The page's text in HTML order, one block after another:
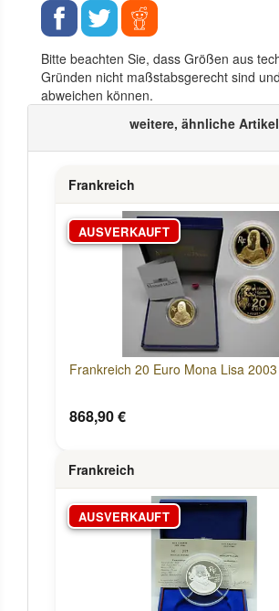
Bitte beachten Sie, dass Größen aus
Gründen nicht maßstabsgerecht sind
abweichen können.
weitere, ähnliche Artikel
Frankreich
AUSVERKAUFT
Frankreich 20 Euro Mona Lisa
868,90 €
Frankreich
AUSVERKAUFT